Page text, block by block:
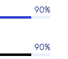
90%
90%